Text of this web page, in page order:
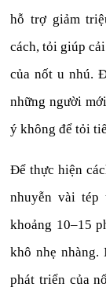
hỗ trợ giảm
cách, tỏi giúp
của nốt u nhú.
những người
ý không để tỏi
Để thực hiện
nhuyễn vài
khoảng 10–15
khô nhẹ
phát triển của